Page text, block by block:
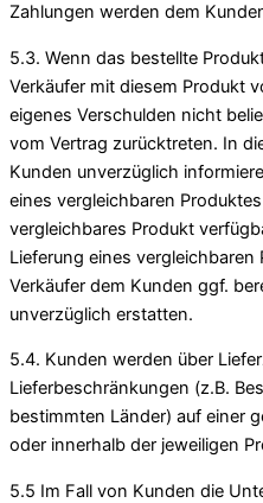
Zahlungen werden dem
5.3. Wenn das bestellte
Verkäufer mit diesem Produkt
eigenes Verschulden nicht
vom Vertrag zurücktreten. In
Kunden unverzüglich
eines vergleichbaren
vergleichbares Produkt
Lieferung eines
Verkäufer dem Kunden ggf.
unverzüglich erstatten.
5.4. Kunden werden über
Lieferbeschränkungen (z.B.
bestimmten Länder) auf einer
oder innerhalb der jeweiligen
5.5 Im Fall von Kunden die